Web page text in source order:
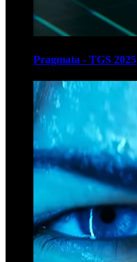
Pragmata - TGS 2025